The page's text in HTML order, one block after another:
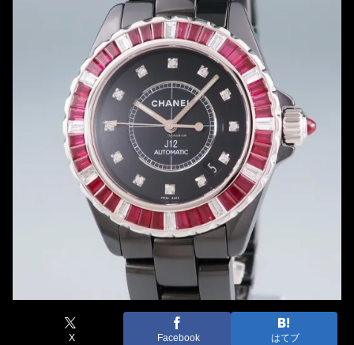
X Facebook はてブ